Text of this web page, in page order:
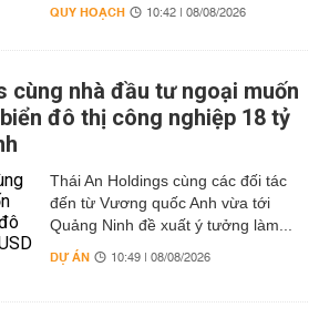
QUY HOẠCH 10:42 | 08/08/2026
cùng nhà đầu tư ngoại muốn
đô thị công nghiệp 18 tỷ
Thái An Holdings cùng các đối tác
đến từ Vương quốc Anh vừa tới
Quảng Ninh đề xuất ý tưởng làm...
DỰ ÁN 10:49 | 08/08/2026